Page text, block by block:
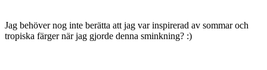
Jag behöver nog inte berätta att jag var inspirerad av sommar och
tropiska färger när jag gjorde denna sminkning? :)